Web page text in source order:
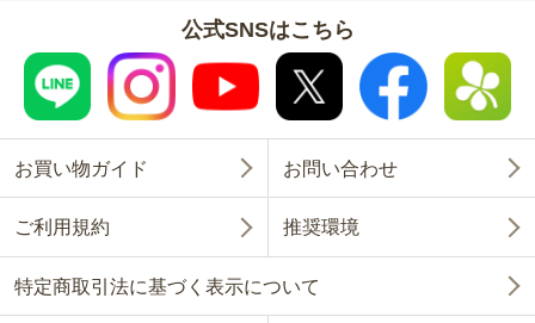
公式SNSはこちら
お買い物ガイド お問い合わせ
ご利用規約 推奨環境
特定商取引法に基づく表示について